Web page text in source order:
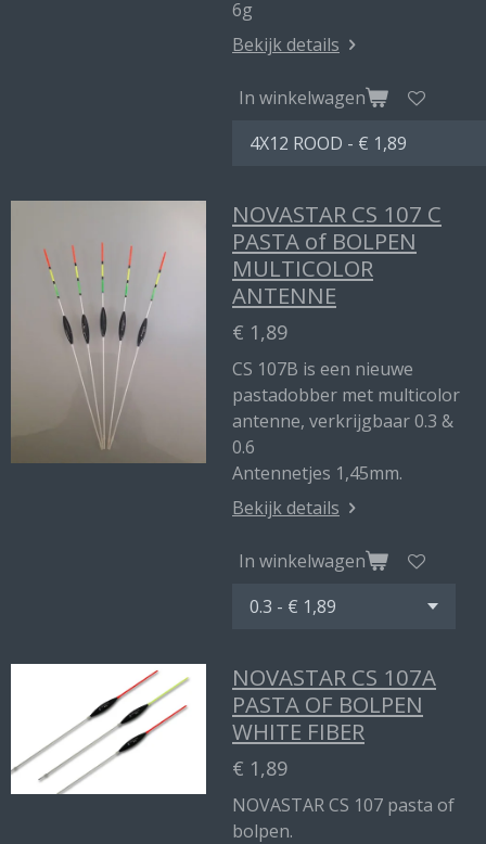
6g
Bekijk details
In winkelwagen
NOVASTAR CS 107 C
PASTA of BOLPEN
MULTICOLOR
ANTENNE
€ 1,89
CS 107B is een nieuwe
pastadobber met multicolor
antenne, verkrijgbaar 0.3 &
0.6
Antennetjes 1,45mm.
Bekijk details
In winkelwagen
NOVASTAR CS 107A
PASTA OF BOLPEN
WHITE FIBER
€ 1,89
NOVASTAR CS 107 pasta of
bolpen.